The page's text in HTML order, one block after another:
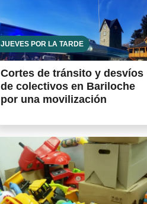
JUEVES POR LA TARDE
Cortes de tránsito y desvíos
de colectivos en Bariloche
por una movilización